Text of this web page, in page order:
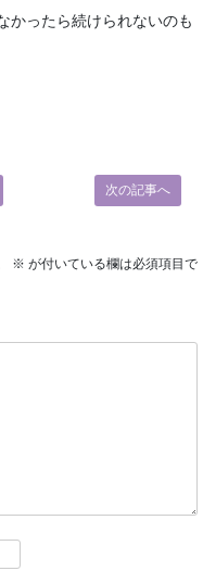
かったら続けられないのも
次の記事へ
※ が付いている欄は必須項目で